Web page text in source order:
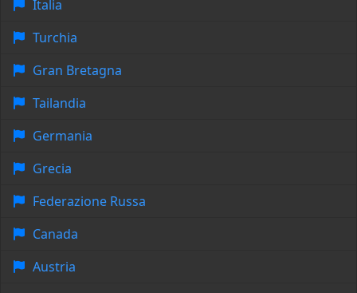
Italia
Turchia
Gran Bretagna
Tailandia
Germania
Grecia
Federazione Russa
Canada
Austria